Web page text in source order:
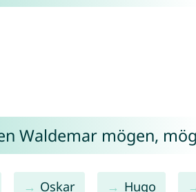
Waldemar mögen,
Oskar Hugo